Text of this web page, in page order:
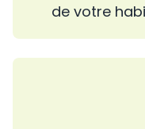
de votre